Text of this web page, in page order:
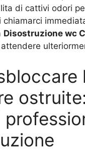
di cattivi odori
chiamarci
Disostruzione wc